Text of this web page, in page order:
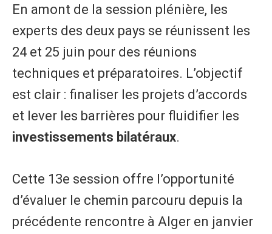
​En amont de la session plénière, les
experts des deux pays se réunissent les
24 et 25 juin pour des réunions
techniques et préparatoires. L’objectif
est clair : finaliser les projets d’accords
et lever les barrières pour fluidifier les
investissements bilatéraux.
Cette 13e session offre l’opportunité
d’évaluer le chemin parcouru depuis la
précédente rencontre à Alger en janvier